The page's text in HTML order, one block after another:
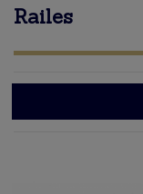
Railes